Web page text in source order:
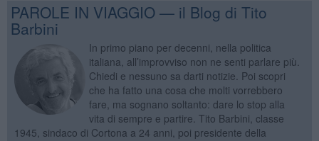
PAROLE IN VIAGGIO — il Blog di Tito
Barbini
In primo piano per decenni, nella politica
italiana, all’improvviso non ne senti parlare più.
Chiedi e nessuno sa darti notizie. Poi scopri
che ha fatto una cosa che molti vorrebbero
fare, ma sognano soltanto: dare lo stop alla
vita di sempre e partire. Tito Barbini, classe
1945, sindaco di Cortona a 24 anni, poi presidente della